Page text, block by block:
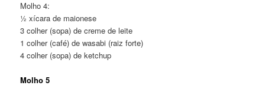
Molho 4:
½ xícara de maionese
3 colher (sopa) de creme de leite
1 colher (café) de wasabi (raiz forte)
4 colher (sopa) de ketchup
Molho 5